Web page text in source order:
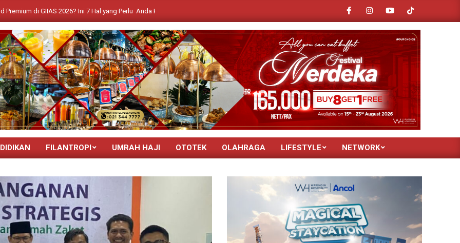
2026? Ini 7 Hal yang Perlu Anda Ketahui tentang The All-New Hyundai SANTA FE Hybrid Mahasiswa KKN Farmasi Unisba Wujudkan
Primary
Menu
FILANTROPI UMRAH HAJI OTOTEK OLAHRAGA LIFESTYLE NETWORK